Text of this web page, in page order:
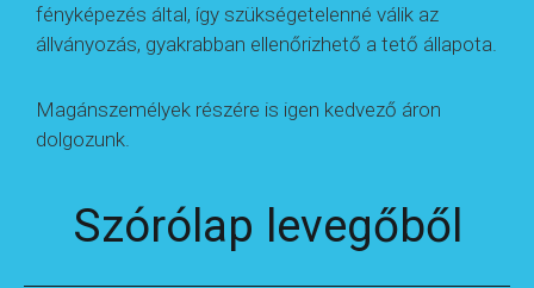
fényképezés által, így szükségetelenné válik az
állványozás, gyakrabban ellenőrizhető a tető állapota.
Magánszemélyek részére is igen kedvező áron
dolgozunk.
Szórólap levegőből